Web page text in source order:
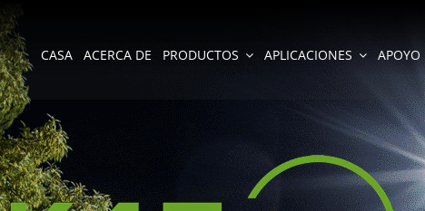
CASA ACERCA DE PRODUCTOS APLICACIONES APOYO